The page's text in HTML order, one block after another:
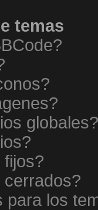
temas
globales?
para los